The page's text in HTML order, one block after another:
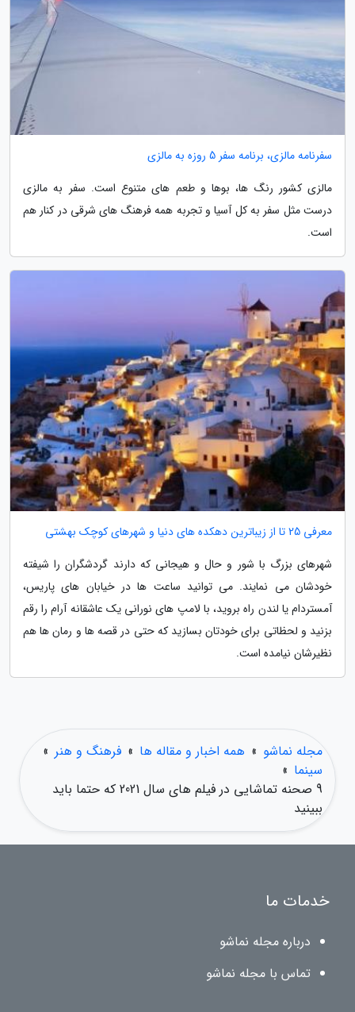
سفرنامه مالزی، برنامه سفر 5 روزه به مالزی
مالزی کشور رنگ ها، بوها و طعم های متنوع است. سفر به مالزی
درست مثل سفر به کل آسیا و تجربه همه فرهنگ های شرقی در کنار هم
است.
معرفی 25 تا از زیباترین دهکده های دنیا و شهرهای کوچک بهشتی
شهرهای بزرگ با شور و حال و هیجانی که دارند گردشگران را شیفته
خودشان می نمایند. می توانید ساعت ها در خیابان های پاریس،
آمستردام یا لندن راه بروید، با لامپ های نورانی یک عاشقانه آرام را رقم
بزنید و لحظاتی برای خودتان بسازید که حتی در قصه ها و رمان ها هم
نظیرشان نیامده است.
مجله نماشو » همه اخبار و مقاله ها » فرهنگ و هنر »
سینما »
9 صحنه تماشایی در فیلم های سال 2021 که حتما باید
ببینید
خدمات ما
درباره مجله نماشو
تماس با مجله نماشو